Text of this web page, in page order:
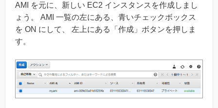
AMI を元に、新しい EC2 インスタンスを作成しまし
ょう。 AMI 一覧の左にある、青いチェックボックス
を ON にして、 左上にある「作成」ボタンを押しま
す。